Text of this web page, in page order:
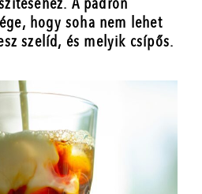
hogy soha nem lehet
szelíd, és melyik csípős.